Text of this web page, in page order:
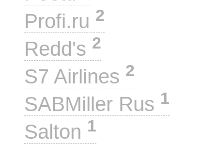
Profi.ru 2
Redd's 2
S7 Airlines 2
SABMiller Rus 1
Salton 1